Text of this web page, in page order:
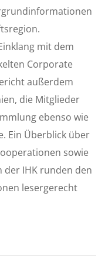
mit dem
Corporate
außerdem
die Mitglieder
ebenso wie
Ein Überblick über
sowie
der IHK runden den
lesergerecht